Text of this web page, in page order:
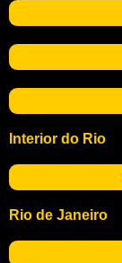
Interior do Rio
Rio de Janeiro